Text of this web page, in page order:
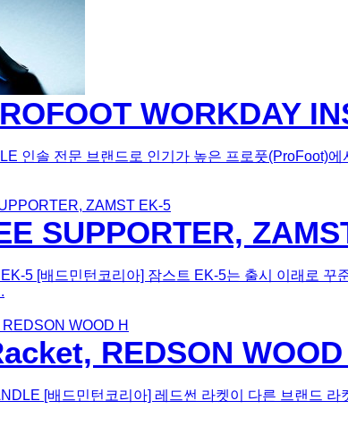
WORKDAY
인솔 전문 브랜드로 인기가 높은 프로풋(ProFoot)
SUPPORTER,
5 [배드민턴코리아] 잠스트 EK-5는 출시 이래로
REDSON WOOD
[배드민턴코리아] 레드썬 라켓이 다른 브랜드